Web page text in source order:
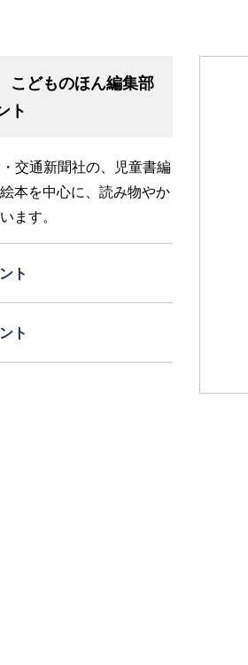
どものほん編集部
ト
交通新聞社の、児童書編
本を中心に、読み物やか
ます。
ト
ト